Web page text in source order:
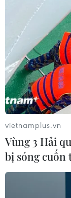
vietnamplus.vn
Vùng 3 Hải
bị sóng cuốn